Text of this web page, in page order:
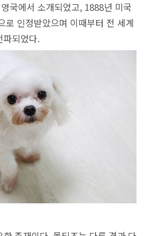
국에서 소개되었고, 1888년 미국
로 인정받았으며 이때부터 전 세계
파되었다.